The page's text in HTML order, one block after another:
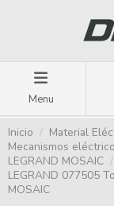
Menu
Inicio Material
Mecanismos
LEGRAND MOSAIC
LEGRAND 077505
MOSAIC